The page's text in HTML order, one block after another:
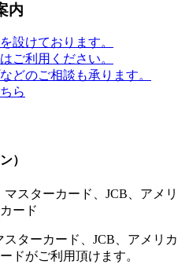
内
設けております。
ご利用ください。
どのご相談も承ります。
ら
）
ターカード、JCB、アメリカ
ドがご利用頂けます。